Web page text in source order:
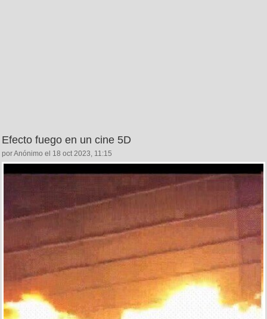
Efecto fuego en un cine 5D
por Anónimo el 18 oct 2023, 11:15